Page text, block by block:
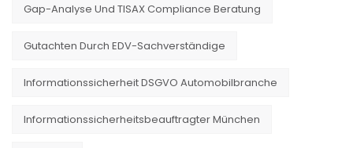
Gap-Analyse Und TISAX Compliance Beratung
Gutachten Durch EDV-Sachverständige
Informationssicherheit DSGVO Automobilbranche
Informationssicherheitsbeauftragter München